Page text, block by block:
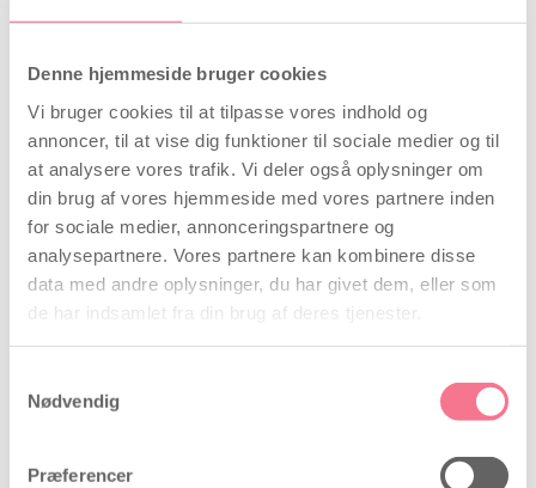
Denne hjemmeside bruger cookies
Vi bruger cookies til at tilpasse vores indhold og
annoncer, til at vise dig funktioner til sociale medier og til
at analysere vores trafik. Vi deler også oplysninger om
din brug af vores hjemmeside med vores partnere inden
for sociale medier, annonceringspartnere og
analysepartnere. Vores partnere kan kombinere disse
data med andre oplysninger, du har givet dem, eller som
de har indsamlet fra din brug af deres tjenester.
Nødvendig
Præferencer
Klick Natural Glide fra RFSU -
vandbaseret glidecreme
Se alle anmeldelser (1)